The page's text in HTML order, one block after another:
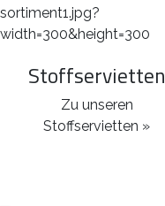
Stoffservietten
Zu unseren
Stoffservietten »